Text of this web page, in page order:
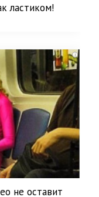
ластиком!
i
не оставит